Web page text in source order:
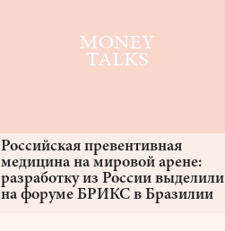
Российская превентивная
медицина на мировой арене:
разработку из России выделили
на форуме БРИКС в Бразилии